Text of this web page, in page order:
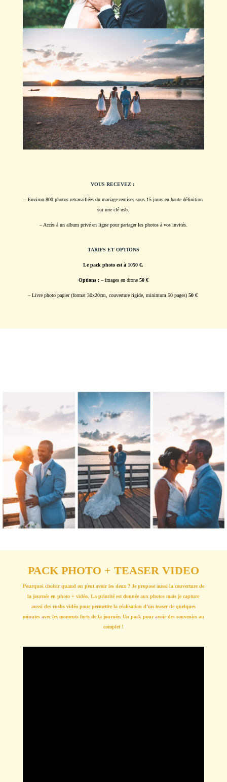
VOUS RECEVEZ :
– Environ 800 photos retravaillées du mariage remises sous 15 jours en haute définition
sur une clé usb.
– Accès à un album privé en ligne pour partager les photos à vos invités.
TARIFS ET OPTIONS
Le pack photo est à 1050 €.
Options :– images en drone 50 €
– Livre photo papier (format 30x20cm, couverture rigide, minimum 50 pages) 50 €
PACK PHOTO + TEASER VIDEO
Pourquoi choisir quand on peut avoir les deux ? Je propose aussi la couverture de
la journée en photo + vidéo. La priorité est donnée aux photos mais je capture
aussi des rushs vidéo pour permettre la réalisation d’un teaser de quelques
minutes avec les moments forts de la journée. Un pack pour avoir des souvenirs au
complet !